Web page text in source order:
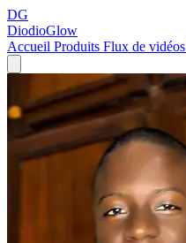
DG
DiodioGlow
Accueil Produits Flux de vidéos